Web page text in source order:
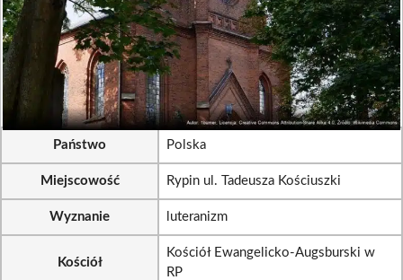
Państwo Polska
Miejscowość Rypin ul. Tadeusza Kościuszki
Wyznanie luteranizm
Kościół
Kościół Ewangelicko-Augsburski w
RP